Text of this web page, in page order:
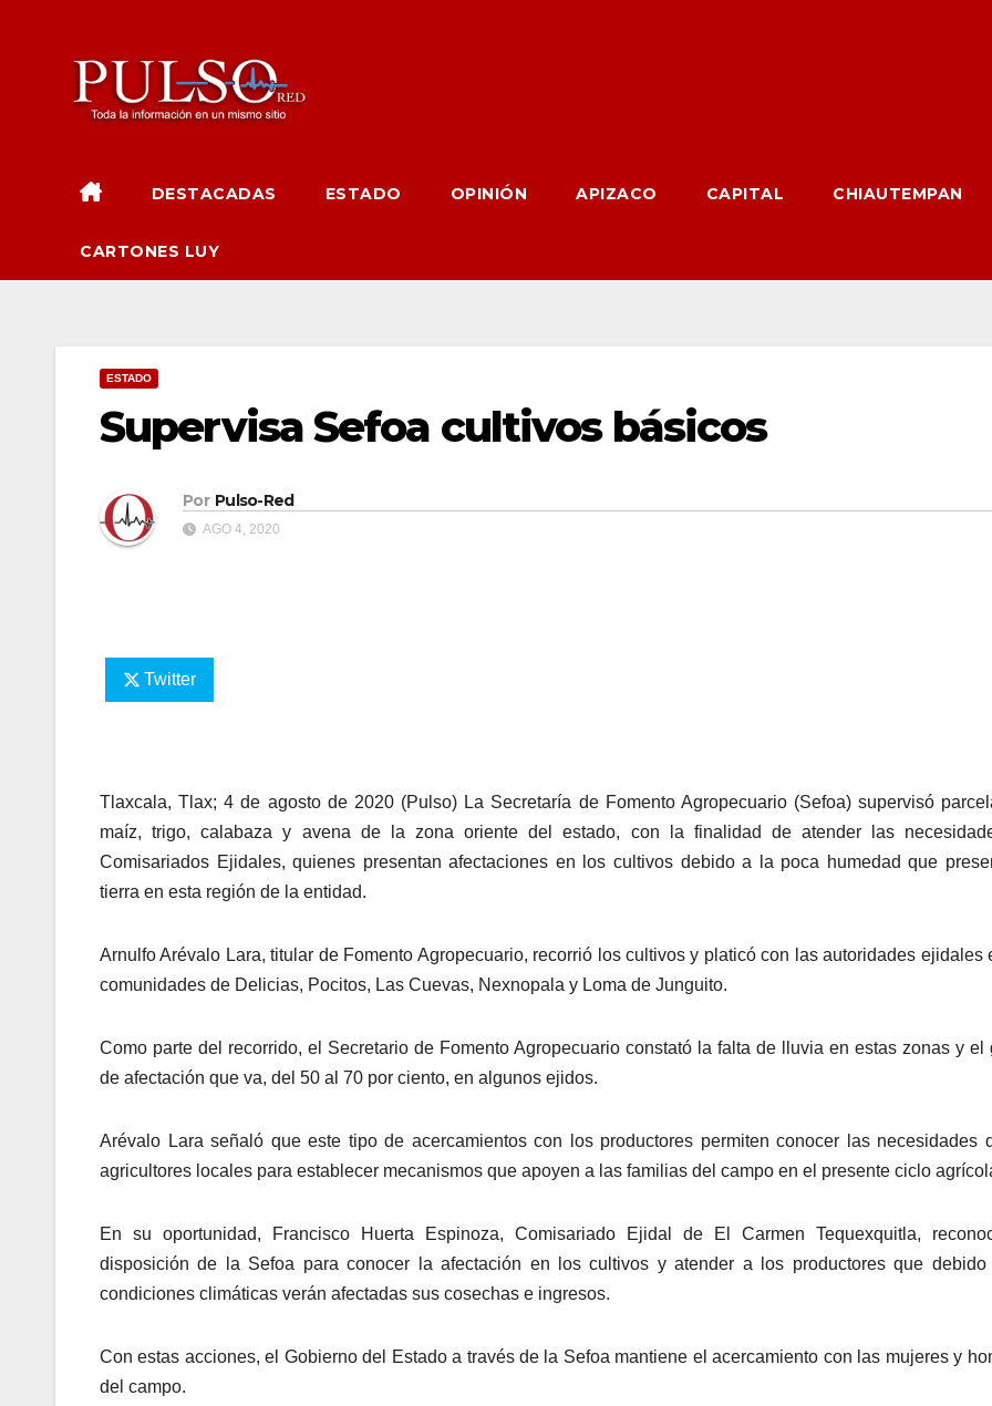
DESTACADAS ESTADO OPINIÓN APIZACO CAPITAL CHIAUTEMPAN
CARTONES LUY
ESTADO
Supervisa Sefoa cultivos básicos
Por Pulso-Red
AGO 4, 2020
Twitter
Tlaxcala, Tlax; 4 de agosto de 2020 (Pulso) La Secretaría de Fomento Agropecuario (Sefoa) supervisó
maíz, trigo, calabaza y avena de la zona oriente del estado, con la finalidad de atender las
Comisariados Ejidales, quienes presentan afectaciones en los cultivos debido a la poca humedad que
tierra en esta región de la entidad.
Arnulfo Arévalo Lara, titular de Fomento Agropecuario, recorrió los cultivos y platicó con las autoridades ejidales
comunidades de Delicias, Pocitos, Las Cuevas, Nexnopala y Loma de Junguito.
Como parte del recorrido, el Secretario de Fomento Agropecuario constató la falta de lluvia en estas zonas y el
de afectación que va, del 50 al 70 por ciento, en algunos ejidos.
Arévalo Lara señaló que este tipo de acercamientos con los productores permiten conocer las necesidades
agricultores locales para establecer mecanismos que apoyen a las familias del campo en el presente ciclo
En su oportunidad, Francisco Huerta Espinoza, Comisariado Ejidal de El Carmen Tequexquitla,
disposición de la Sefoa para conocer la afectación en los cultivos y atender a los productores que
condiciones climáticas verán afectadas sus cosechas e ingresos.
Con estas acciones, el Gobierno del Estado a través de la Sefoa mantiene el acercamiento con las mujeres y
del campo.